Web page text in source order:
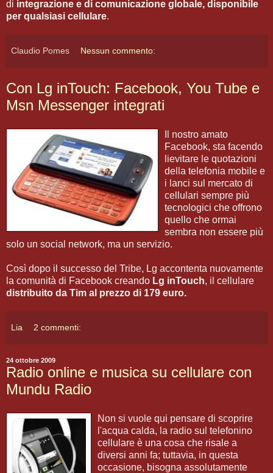
di integrazione e di comunicazione globale, disponibile
per qualsiasi cellulare.
Claudio Pomes Nessun commento:
Con Lg inTouch: Facebook, You Tube e
Msn Messenger integrati
Il nostro amato
Facebook, sta facendo
lievitare le quotazioni
della telefonia mobile e
i lanci sul mercato di
cellulari sempre più
tecnologici che offrono
quello che ormai
sembra non essere più
solo un social network, ma un servizio.
Così dopo il successo del Tribe, Lg accontenta nuovamente
la comunità di Facebook creando Lg inTouch, il cellulare
distribuito da Tim al prezzo di 179 euro.
Lia 2 commenti:
24 ottobre 2009
Radio online e musica su cellulare con
Mundu Radio
Non si vuole qui pensare di scoprire
l'acqua calda, la radio sul telefonino
cellulare è una cosa che risale a
diversi anni fa; tuttavia, in questa
occasione, bisogna assolutamente